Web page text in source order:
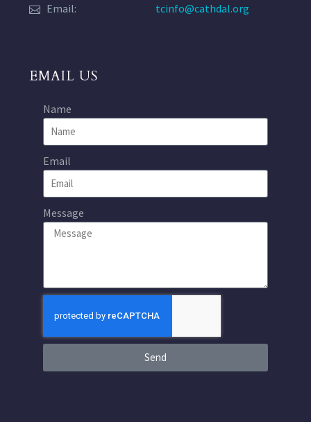
Email:
tcinfo@cathdal.org
EMAIL US
Name
Email
Message
Send